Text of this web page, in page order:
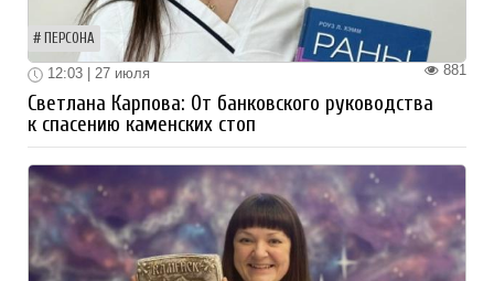
ПЕРСОНА
881
12:03 | 27 июля
Светлана Карпова: От банковского руководства
к спасению каменских стоп